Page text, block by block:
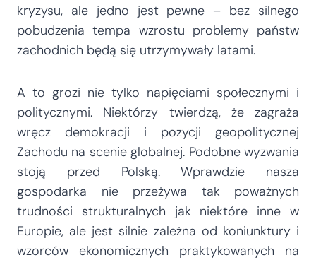
kryzysu, ale jedno jest pewne – bez silnego
pobudzenia tempa wzrostu problemy państw
zachodnich będą się utrzymywały latami.
A to grozi nie tylko napięciami społecznymi i
politycznymi. Niektórzy twierdzą, że zagraża
wręcz demokracji i pozycji geopolitycznej
Zachodu na scenie globalnej. Podobne wyzwania
stoją przed Polską. Wprawdzie nasza
gospodarka nie przeżywa tak poważnych
trudności strukturalnych jak niektóre inne w
Europie, ale jest silnie zależna od koniunktury i
wzorców ekonomicznych praktykowanych na